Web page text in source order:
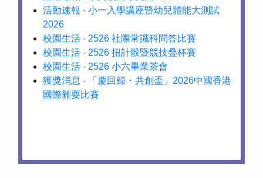
活動速報 - 小一入學講座暨幼兒體能大測試
2026
校園生活 - 2526 社際常識科問答比賽
校園生活 - 2526 扭計骰暨競技疊杯賽
校園生活 - 2526 小六畢業茶會
獲獎消息 - 「慶回歸・共創盃」2026中國香港
國際雜耍比賽